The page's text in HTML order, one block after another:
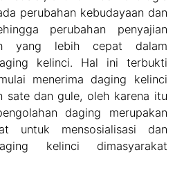
perubahan kebudayaan dan
perubahan penyajian
yang lebih cepat dalam
kelinci. Hal ini terbukti
menerima daging kelinci
sate dan gule, oleh karena itu
daging merupakan
untuk mensosialisasi dan
kelinci dimasyarakat